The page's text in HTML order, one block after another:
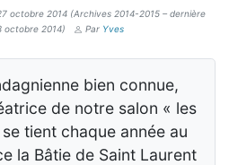
octobre 2014 (Archives 2014-2015 – dernière
octobre 2014)
Par Yves
bien connue,
de notre salon « les
tient chaque année au
la Bâtie de Saint Laurent